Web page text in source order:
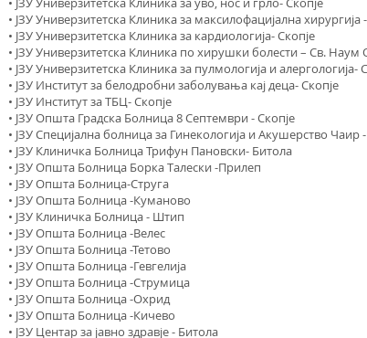
• ЈЗУ Универзитетска Клиника за максилофацијална хирургија
• ЈЗУ Универзитетска Клиника за кардиологија- Скопје
• ЈЗУ Универзитетска Клиника по хирушки болести – Св. Наум
• ЈЗУ Универзитетска Клиника за пулмологија и алергологија-
• ЈЗУ Институт за белодробни заболувања кај деца- Скопје
• ЈЗУ Институт за ТБЦ- Скопје
• ЈЗУ Општа Градска Болница 8 Септември - Скопје
• ЈЗУ Специјална болница за Гинекологија и Акушерство Чаир
• ЈЗУ Клиничка Болница Трифун Пановски- Битола
• ЈЗУ Општа Болница Борка Талески -Прилеп
• ЈЗУ Општа Болница-Струга
• ЈЗУ Општа Болница -Куманово
• ЈЗУ Клиничка Болница - Штип
• ЈЗУ Општа Болница -Велес
• ЈЗУ Општа Болница -Тетово
• ЈЗУ Општа Болница -Гевгелија
• ЈЗУ Општа Болница -Струмица
• ЈЗУ Општа Болница -Охрид
• ЈЗУ Општа Болница -Кичево
• ЈЗУ Центар за јавно здравје - Битола